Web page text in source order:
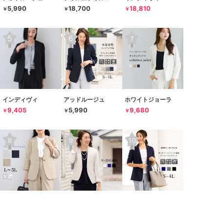
￥ 5,990 ￥18,700 ￥18,810
インディヴィ
￥9,405
アッドルージュ
￥ 5,990
ホワイトジョーラ
￥9,680